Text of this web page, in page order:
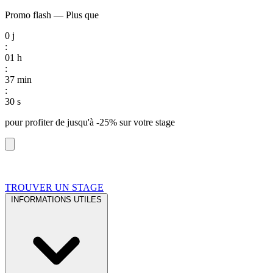
Promo flash — Plus que
0 j
:
01 h
:
37 min
:
29 s
pour profiter de jusqu'à -25% sur votre stage
TROUVER UN STAGE
INFORMATIONS UTILES